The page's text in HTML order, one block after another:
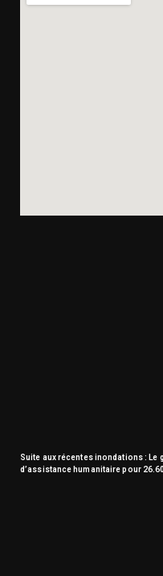
Suite aux récentes inondations :
d’assistance humanitaire pour